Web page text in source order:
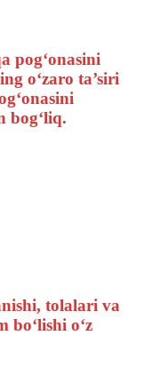
pog‘onasini
o‘zaro ta’siri
bog‘liq.
tolalari va
o‘z